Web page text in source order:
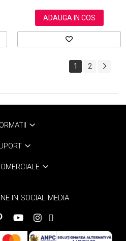
ADAUGA IN COS
1 2
IN SOCIAL MEDIA